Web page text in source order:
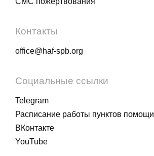
Контакты
office@haf-spb.org
Социальные ссылки
Telegram
Расписание работы пунктов помощи
ВКонтакте
YouTube